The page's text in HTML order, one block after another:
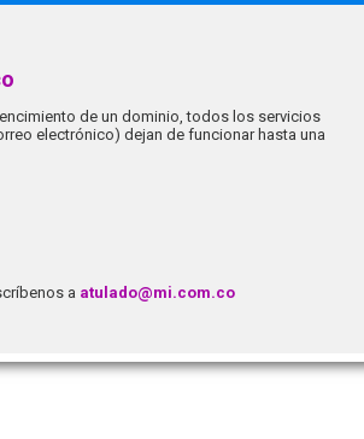
de un dominio, todos los servicios
electrónico) dejan de funcionar hasta una
a atulado@mi.com.co